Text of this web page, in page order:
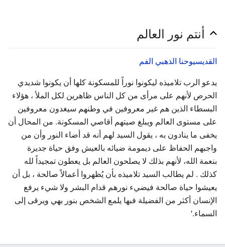
أنتم نور العالم
القديسيوحنا الذهبي الفم
يدعو الرب تلاميذه ليكونوا نوراً للمسكونة كلها أن يكونوا شديدي
الحرص لأنهم على مرأى من كل الناس ظاهرين لكل الملأ ، هؤلاء
البسطاء الذين هم غير معروفين في وطنهم سيغدون معروفين
على مستوى العالم ويبلغ صيتهم أقاصي المسكونة. من المحال أن
يخفى ما ينادون به ، يقول السيد لهم أنه قد أضاء النور وأن من
واجبهم الحفاظ على ديمومة ضيائه بالعيش وفق حياة جديرة
بنعمة الله، لأنهم بذلك لا يصلحون العالم بل يعطون تمجيداً لله
كذلك . لم يطالب السيد تلاميذه بأن يُظهروا أعمالاً صالحة ، بل أن
يعيشوا حياة صالحة فيضيء نورهم قدام البشر ولا شيء يرفع
الإنسان أكثر من الفضيلة فبها يلمع الشخص بنور بهي ويرقى إلى
السماء.'